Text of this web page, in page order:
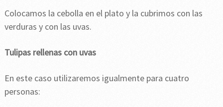
Colocamos la cebolla en el plato y la cubrimos con las
verduras y con las uvas.
Tulipas rellenas con uvas
En este caso utilizaremos igualmente para cuatro
personas: